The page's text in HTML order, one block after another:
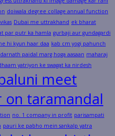
doiwala degree collage annual function
Dubai me uttrakhand ek bharat
par putr ka hamla gurbaji aur gundagardi
hi kyun haar daa kab cm yogi pahunch
paidal marg hoga aasaan maharaj
yatriyon ke swagat ka nirdesh
meet
taramandal
no. 1 company in profit parisampati
pauri ke pabho mein sankalp yatra